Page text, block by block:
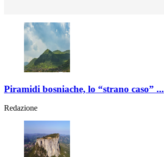
Piramidi bosniache, lo “strano caso” ...
Redazione